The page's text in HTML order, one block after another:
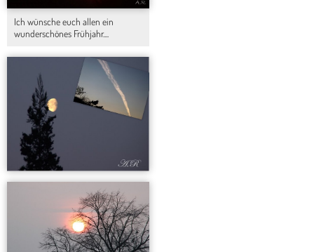
Ich wünsche euch allen ein
wunderschönes Frühjahr....